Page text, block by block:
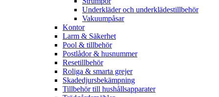
Underkläder och underklädestillbehör
Vakuumpåsar
Kontor
Larm & Säkerhet
Pool & tillbehör
Postlådor & husnummer
Resetillbehör
Roliga & smarta grejer
Skadedjursbekämpning
Tillbehör till hushållsapparater